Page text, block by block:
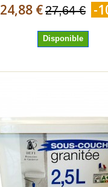
24,88 €27,64 € -
Disponible